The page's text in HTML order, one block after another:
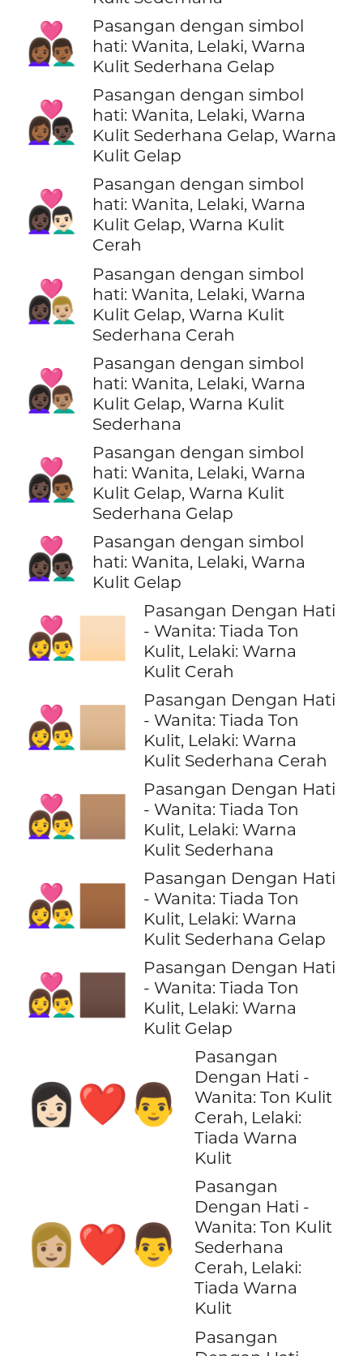
👩🏾‍❤️‍👨🏾
Pasangan dengan simbol
hati: Wanita, Lelaki, Warna
Kulit Sederhana Gelap
👩🏾‍❤️‍👨🏿
Pasangan dengan simbol
hati: Wanita, Lelaki, Warna
Kulit Sederhana Gelap, Warna
Kulit Gelap
👩🏿‍❤️‍👨🏻
Pasangan dengan simbol
hati: Wanita, Lelaki, Warna
Kulit Gelap, Warna Kulit
Cerah
👩🏿‍❤️‍👨🏼
Pasangan dengan simbol
hati: Wanita, Lelaki, Warna
Kulit Gelap, Warna Kulit
Sederhana Cerah
👩🏿‍❤️‍👨🏽
Pasangan dengan simbol
hati: Wanita, Lelaki, Warna
Kulit Gelap, Warna Kulit
Sederhana
👩🏿‍❤️‍👨🏾
Pasangan dengan simbol
hati: Wanita, Lelaki, Warna
Kulit Gelap, Warna Kulit
Sederhana Gelap
👩🏿‍❤️‍👨🏿
Pasangan dengan simbol
hati: Wanita, Lelaki, Warna
Kulit Gelap
👩‍❤️‍👨🏻
Pasangan Dengan Hati
- Wanita: Tiada Ton
Kulit, Lelaki: Warna
Kulit Cerah
👩‍❤️‍👨🏼
Pasangan Dengan Hati
- Wanita: Tiada Ton
Kulit, Lelaki: Warna
Kulit Sederhana Cerah
👩‍❤️‍👨🏽
Pasangan Dengan Hati
- Wanita: Tiada Ton
Kulit, Lelaki: Warna
Kulit Sederhana
👩‍❤️‍👨🏾
Pasangan Dengan Hati
- Wanita: Tiada Ton
Kulit, Lelaki: Warna
Kulit Sederhana Gelap
👩‍❤️‍👨🏿
Pasangan Dengan Hati
- Wanita: Tiada Ton
Kulit, Lelaki: Warna
Kulit Gelap
👩🏻‍❤️‍👨
Pasangan
Dengan Hati -
Wanita: Ton Kulit
Cerah, Lelaki:
Tiada Warna
Kulit
👩🏼‍❤️‍👨
Pasangan
Dengan Hati -
Wanita: Ton Kulit
Sederhana
Cerah, Lelaki:
Tiada Warna
Kulit
Pasangan